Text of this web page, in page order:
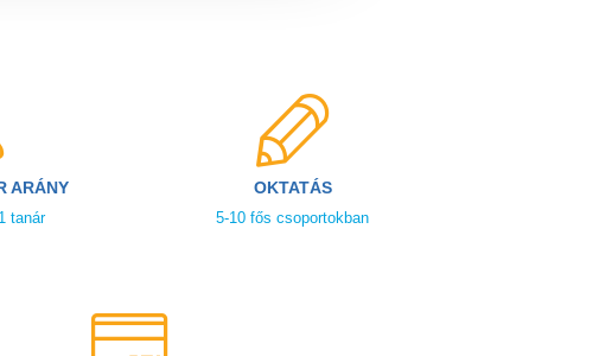
ARÁNY
tanár
OKTATÁS
5-10 fős csoportokban